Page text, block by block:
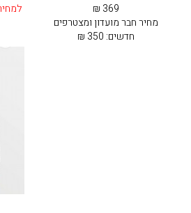
369 ₪
מחיר חבר מועדון ומצטרפים
חדשים: